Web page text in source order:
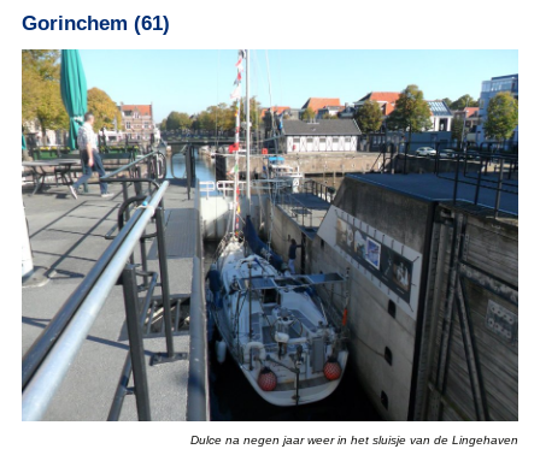
Gorinchem (61)
Dulce na negen jaar weer in het sluisje van de Lingehaven